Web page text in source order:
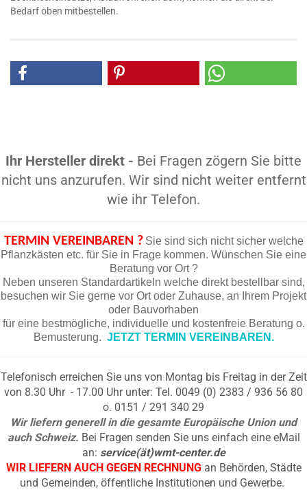
Bedarf oben mitbestellen.
Ihr Hersteller direkt - Bei Fragen zögern Sie bitte
nicht uns anzurufen. Wir sind nicht weiter entfernt
wie ihr Telefon.
TERMIN VEREINBAREN ? Sie sind sich nicht sicher welche
Pflanzkästen etc. für Sie in Frage kommen. Wünschen Sie eine
Beratung vor Ort ?
Neben unseren Standardartikeln welche direkt bestellbar sind,
besuchen wir Sie gerne vor Ort oder Zuhause, an Ihrem Projekt
oder Bauvorhaben
für eine bestmögliche, individuelle und kostenfreie Beratung o.
Bemusterung. JETZT TERMIN VEREINBAREN.
Telefonisch erreichen Sie uns von Montag bis Freitag in der Zeit
von 8.30 Uhr - 17.00 Uhr unter: Tel. 0049 (0) 2383 / 936 56 80
o. 0151 / 291 340 29
Wir liefern generell in die gesamte Europäische Union und
auch Schweiz. Bei Fragen senden Sie uns einfach eine eMail
an: service(ät)wmt-center.de
WIR LIEFERN AUCH GEGEN RECHNUNG an Behörden, Städte
und Gemeinden, öffentliche Institutionen und Gewerbe.